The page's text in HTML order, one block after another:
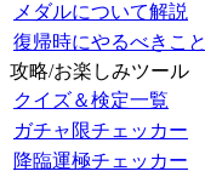
メダルについて解説
復帰時にやるべきこと
攻略/お楽しみツール
クイズ＆検定一覧
ガチャ限チェッカー
降臨運極チェッカー